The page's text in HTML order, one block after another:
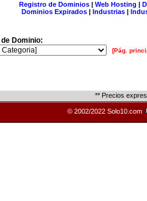
Registro de Dominios| Web Hosting |
Dominios Expirados | Industrias |
Dominio:
[Pág.
** Precios
© 2002/2022 Solo10.com